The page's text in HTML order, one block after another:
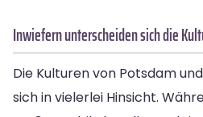
Inwiefern unterscheiden sich die
Die Kulturen von Potsdam
sich in vielerlei Hinsicht.